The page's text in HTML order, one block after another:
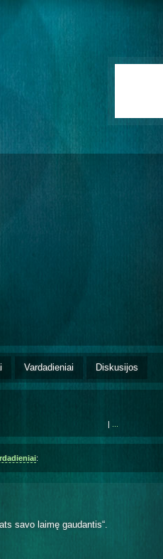
Vardadieniai Diskusijos
|
:
savo laimę gaudantis“.